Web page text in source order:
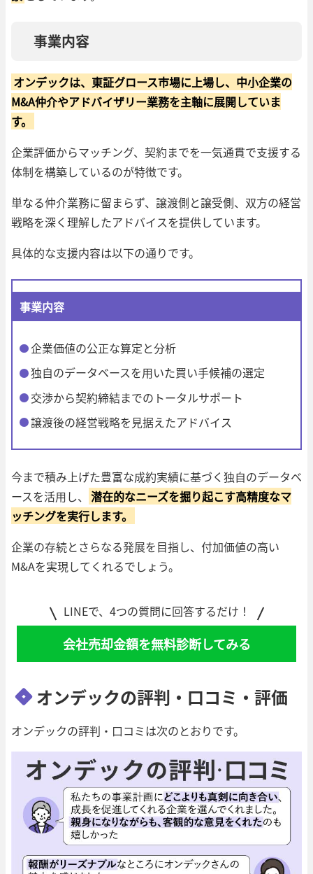
事業内容
オンデックは、東証グロース市場に上場し、中小企業の
M&A仲介やアドバイザリー業務を主軸に展開していま
す。
企業評価からマッチング、契約までを一気通貫で支援する
体制を構築しているのが特徴です。
単なる仲介業務に留まらず、譲渡側と譲受側、双方の経営
戦略を深く理解したアドバイスを提供しています。
具体的な支援内容は以下の通りです。
事業内容
企業価値の公正な算定と分析
独自のデータベースを用いた買い手候補の選定
交渉から契約締結までのトータルサポート
譲渡後の経営戦略を見据えたアドバイス
今まで積み上げた豊富な成約実績に基づく独自のデータベ
ースを活用し、 潜在的なニーズを掘り起こす高精度なマ
ッチングを実行します。
企業の存続とさらなる発展を目指し、付加価値の高い
M&Aを実現してくれるでしょう。
LINEで、4つの質問に回答するだけ！
会社売却金額を無料診断してみる
オンデックの評判・口コミ・評価
オンデックの評判・口コミは次のとおりです。